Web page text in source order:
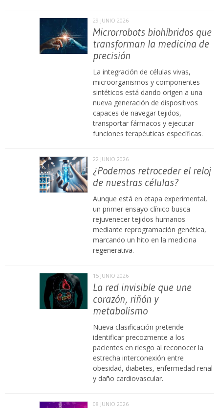
29 JUNIO 2026
Microrrobots biohíbridos que
transforman la medicina de
precisión
La integración de células vivas,
microorganismos y componentes
sintéticos está dando origen a una
nueva generación de dispositivos
capaces de navegar tejidos,
transportar fármacos y ejecutar
funciones terapéuticas específicas.
22 JUNIO 2026
¿Podemos retroceder el reloj
de nuestras células?
Aunque está en etapa experimental,
un primer ensayo clínico busca
rejuvenecer tejidos humanos
mediante reprogramación genética,
marcando un hito en la medicina
regenerativa.
15 JUNIO 2026
La red invisible que une
corazón, riñón y
metabolismo
Nueva clasificación pretende
identificar precozmente a los
pacientes en riesgo al reconocer la
estrecha interconexión entre
obesidad, diabetes, enfermedad renal
y daño cardiovascular.
08 JUNIO 2026